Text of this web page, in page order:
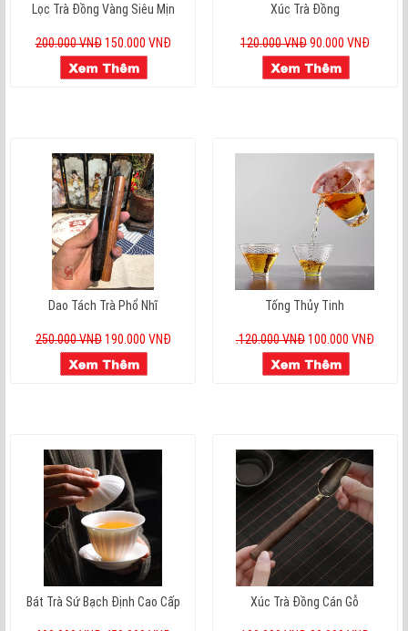
Lọc Trà Đồng Vàng Siêu Mịn
200.000 VNĐ 150.000 VNĐ
Xúc Trà Đồng
120.000 VNĐ 90.000 VNĐ
Dao Tách Trà Phổ Nhĩ
250.000 VNĐ 190.000 VNĐ
Tống Thủy Tinh
.120.000 VNĐ 100.000 VNĐ
Bát Trà Sứ Bạch Định Cao Cấp Xúc Trà Đồng Cán Gỗ